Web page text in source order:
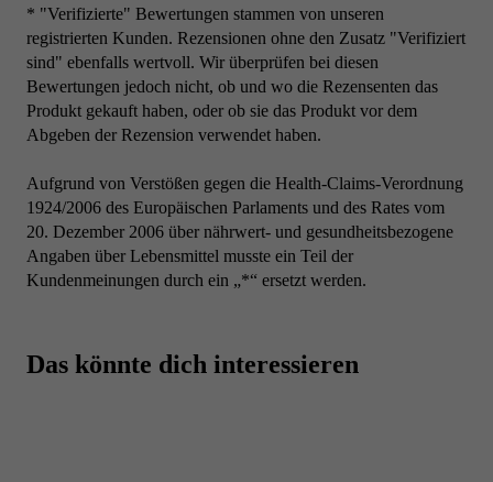
* "Verifizierte" Bewertungen stammen von unseren
registrierten Kunden. Rezensionen ohne den Zusatz "Verifiziert
sind" ebenfalls wertvoll. Wir überprüfen bei diesen
Bewertungen jedoch nicht, ob und wo die Rezensenten das
Produkt gekauft haben, oder ob sie das Produkt vor dem
Abgeben der Rezension verwendet haben.
Aufgrund von Verstößen gegen die Health-Claims-Verordnung
1924/2006 des Europäischen Parlaments und des Rates vom
20. Dezember 2006 über nährwert- und gesundheitsbezogene
Angaben über Lebensmittel musste ein Teil der
Kundenmeinungen durch ein „*“ ersetzt werden.
Das könnte dich interessieren